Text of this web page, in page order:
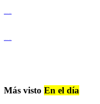
Más visto En el día